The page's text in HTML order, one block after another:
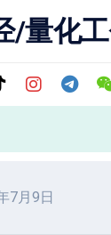
/量化
7月9日